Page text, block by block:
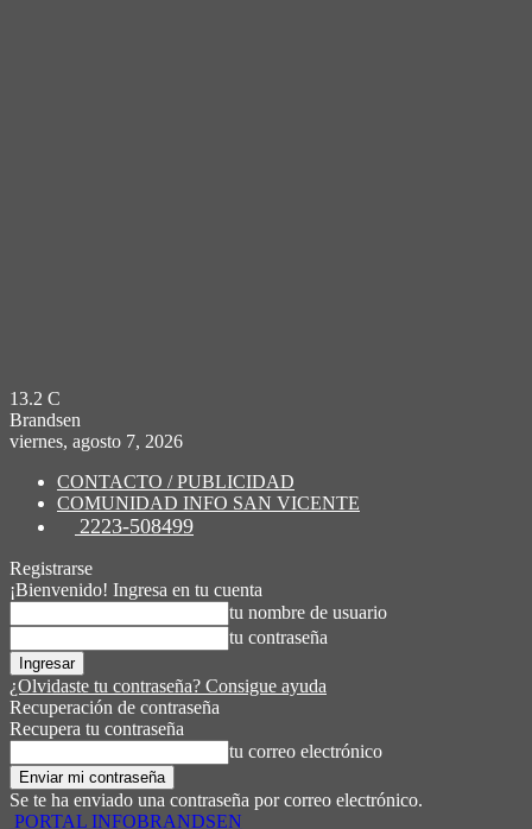
13.2 C
Brandsen
viernes, agosto 7, 2026
CONTACTO / PUBLICIDAD
COMUNIDAD INFO SAN VICENTE
2223-508499
Registrarse
¡Bienvenido! Ingresa en tu cuenta
tu nombre de usuario
tu contraseña
¿Olvidaste tu contraseña? Consigue ayuda
Recuperación de contraseña
Recupera tu contraseña
tu correo electrónico
Se te ha enviado una contraseña por correo electrónico.
PORTAL INFOBRANDSEN